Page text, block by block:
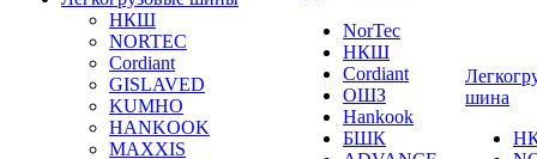
НКШ
NORTEС
Cordiant
GISLAVED
KUMHO
HANKOOK
MAXXIS
NorTec
НКШ
Cordiant
ОШЗ
Hankook
БШК
шина